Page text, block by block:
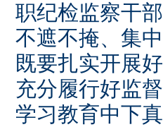
职纪检监察干
不遮不掩、集
既要扎实开展
充分履行好监
学习教育中下